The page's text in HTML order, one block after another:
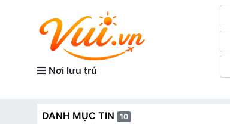
Nơi lưu trú
DANH MỤC TIN 10